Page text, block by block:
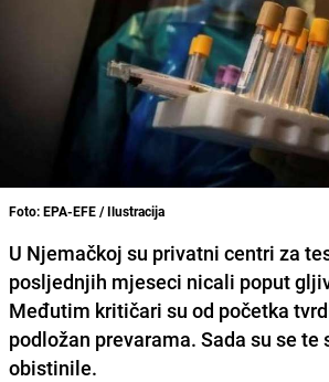
Foto: EPA-EFE / Ilustracija
U Njemačkoj su privatni centri za
posljednjih mjeseci nicali poput
Međutim kritičari su od početka
podložan prevarama. Sada su se te
obistinile.